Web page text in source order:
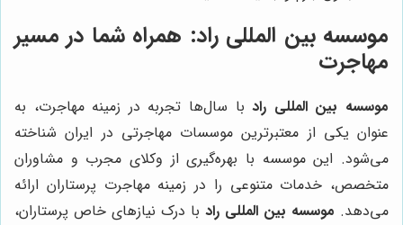
موسسه بین المللی راد: همراه شما در مسیر
مهاجرت
موسسه بین المللی رادبا سال‌ها تجربه در زمینه مهاجرت، به
عنوان یکی از معتبرترین موسسات مهاجرتی در ایران شناخته
می‌شود. این موسسه با بهره‌گیری از وکلای مجرب و مشاوران
متخصص، خدمات متنوعی را در زمینه مهاجرت پرستاران ارائه
می‌دهد. موسسه بین المللی راد با درک نیازهای خاص پرستاران،